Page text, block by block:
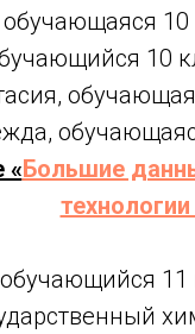
10
«Большие